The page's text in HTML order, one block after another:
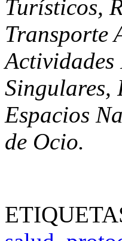
Turísticos,
Transporte
Singulares,
Espacios
de Ocio.